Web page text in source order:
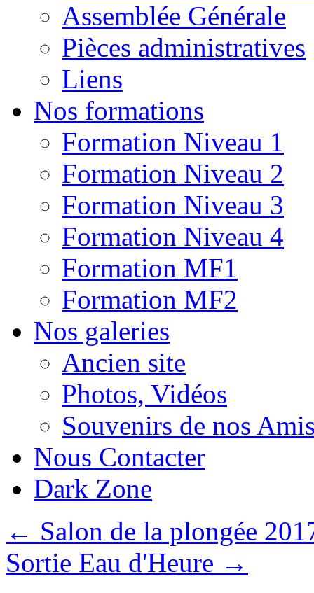
Assemblée Générale
Pièces administratives
Liens
Nos formations
Formation Niveau 1
Formation Niveau 2
Formation Niveau 3
Formation Niveau 4
Formation MF1
Formation MF2
Nos galeries
Ancien site
Photos, Vidéos
Souvenirs de nos
Nous Contacter
Dark Zone
← Salon de la plongée
Sortie Eau d'Heure →